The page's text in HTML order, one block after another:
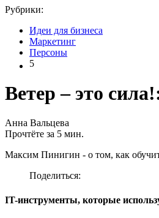
Рубрики:
Идеи для бизнеса
Маркетинг
Персоны
5
Ветер – это
Анна Вальцева
Прочтёте за 5 мин.
Максим Пинигин - о том, как
Поделиться:
IT-инструменты, которые